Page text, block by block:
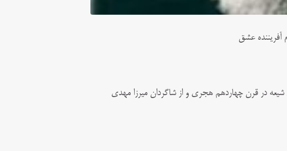
آفریننده عشق
و حکیم شیعه در قرن چهاردهم هجری و از شاگردان میرزا مهدی